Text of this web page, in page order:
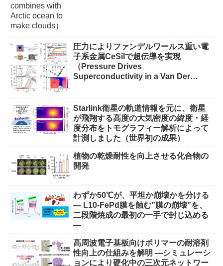
圧力によりファンデルワールス重い電
子系金属CeSiIで超伝導を実現
（Pressure Drives
Superconductivity in a Van Der
Starlink衛星の軌道情報を元に、衛星
が飛翔する高度の大気密度の緯度・経
度分布をトモグラフィー解析によって
計測しました（世界初の成果）
植物の乾燥耐性を向上させる化合物の
開発
わずか50℃が、平坦か崩壊かを分ける
― L10-FePd膜を蝕む”膜の崩壊”を、
二段階焼成の最初の一手で封じ込める
―
高周波電子基板向けポリマーの耐溶剤
性向上の仕組みを解明 ―シミュレーシ
ョンにより硬化中の三次元ネットワー